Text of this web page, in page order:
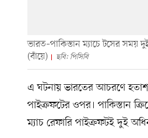
ভারত–পাকিস্তান ম্যাচে টসের সময়
(বাঁয়ে)
ছবি: পিসিবি
এ ঘটনায় ভারতের আচরণে হতাশ
পাইক্রফটের ওপর। পাকিস্তান
ম্যাচ রেফারি পাইক্রফটই দুই